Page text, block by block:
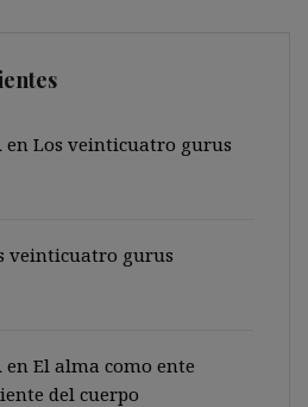
enLos veinticuatro gurus
veinticuatro gurus
enEl alma como ente
del cuerpo